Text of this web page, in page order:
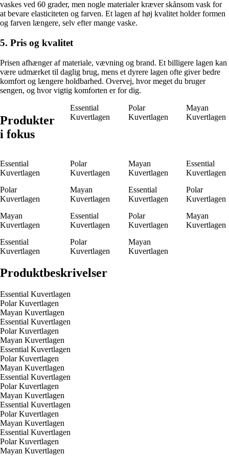
vaskes ved 60 grader, men nogle materialer kræver skånsom vask for
at bevare elasticiteten og farven. Et lagen af høj kvalitet holder formen
og farven længere, selv efter mange vaske.
5. Pris og kvalitet
Prisen afhænger af materiale, vævning og brand. Et billigere lagen kan
være udmærket til daglig brug, mens et dyrere lagen ofte giver bedre
komfort og længere holdbarhed. Overvej, hvor meget du bruger
sengen, og hvor vigtig komforten er for dig.
Produkter
i fokus
Essential
Kuvertlagen
Polar
Kuvertlagen
Mayan
Kuvertlagen
Essential
Kuvertlagen
Polar
Kuvertlagen
Mayan
Kuvertlagen
Essential
Kuvertlagen
Polar
Kuvertlagen
Mayan
Kuvertlagen
Essential
Kuvertlagen
Polar
Kuvertlagen
Mayan
Kuvertlagen
Essential
Kuvertlagen
Polar
Kuvertlagen
Mayan
Kuvertlagen
Essential
Kuvertlagen
Polar
Kuvertlagen
Mayan
Kuvertlagen
Produktbeskrivelser
Essential Kuvertlagen
Polar Kuvertlagen
Mayan Kuvertlagen
Essential Kuvertlagen
Polar Kuvertlagen
Mayan Kuvertlagen
Essential Kuvertlagen
Polar Kuvertlagen
Mayan Kuvertlagen
Essential Kuvertlagen
Polar Kuvertlagen
Mayan Kuvertlagen
Essential Kuvertlagen
Polar Kuvertlagen
Mayan Kuvertlagen
Essential Kuvertlagen
Polar Kuvertlagen
Mayan Kuvertlagen